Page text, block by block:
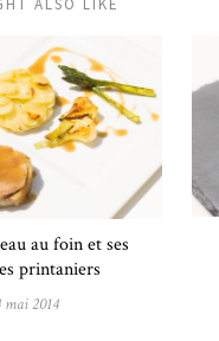
au foin et ses
printaniers
mai 2014